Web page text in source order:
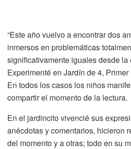
“Este año vuelvo a encontrar dos
inmersos en problemáticas
significativamente iguales desde la
Experimenté en Jardín de 4,
En todos los casos los niños
compartir el momento de la lectura.
En el jardincito vivencié sus
anécdotas y comentarios, hicieron
del momento y a otras; todo en su